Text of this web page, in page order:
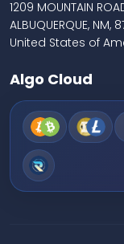
1209 MOUNTAIN
ALBUQUERQUE, NM,
United States of
Algo Cloud